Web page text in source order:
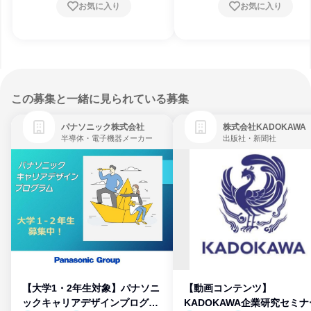
お気に入り お気に入り
この募集と一緒に見られている募集
パナソニック株式会社
半導体・電子機器メーカー
【大学1・2年生対象】パナソニ
ックキャリアデザインプログラ
株式会社KADOKAWA
出版社・新聞社
【動画コンテンツ】
KADOKAWA企業研究セミナ